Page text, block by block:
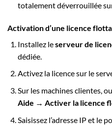
totalement déverrouillée
Activation d’une licence
Installez leserveur de
dédiée.
Activez la licence sur le
Sur les machines clientes,
Aide → Activer la licence
Saisissez l’adresse IP et le